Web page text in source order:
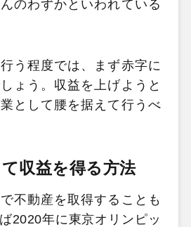
のわずかといわれている
う程度では、まず赤字に
ょう。収益を上げようと
として腰を据えて行うべ
収益を得る方法
不動産を取得することも
2020年に東京オリンピッ